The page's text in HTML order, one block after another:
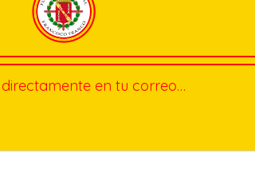
directamente en tu correo…